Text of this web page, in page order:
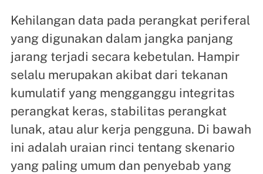
Kehilangan data pada perangkat periferal
yang digunakan dalam jangka panjang
jarang terjadi secara kebetulan. Hampir
selalu merupakan akibat dari tekanan
kumulatif yang mengganggu integritas
perangkat keras, stabilitas perangkat
lunak, atau alur kerja pengguna. Di bawah
ini adalah uraian rinci tentang skenario
yang paling umum dan penyebab yang